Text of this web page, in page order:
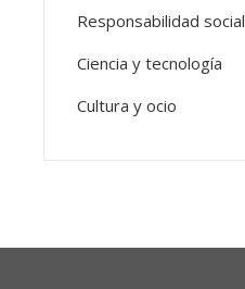
Responsabilidad social
Ciencia y tecnología
Cultura y ocio